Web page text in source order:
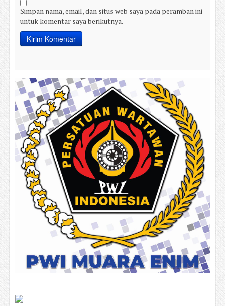
Simpan nama, email, dan situs web saya pada peramban ini
untuk komentar saya berikutnya.